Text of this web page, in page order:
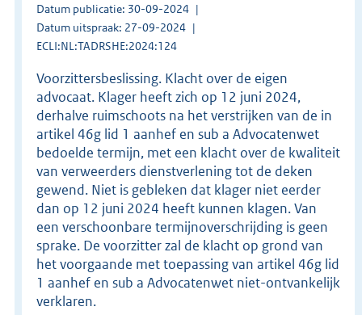
Datum publicatie: 30-09-2024
Datum uitspraak: 27-09-2024
ECLI:NL:TADRSHE:2024:124
Voorzittersbeslissing. Klacht over de eigen
advocaat. Klager heeft zich op 12 juni 2024,
derhalve ruimschoots na het verstrijken van de in
artikel 46g lid 1 aanhef en sub a Advocatenwet
bedoelde termijn, met een klacht over de kwaliteit
van verweerders dienstverlening tot de deken
gewend. Niet is gebleken dat klager niet eerder
dan op 12 juni 2024 heeft kunnen klagen. Van
een verschoonbare termijnoverschrijding is geen
sprake. De voorzitter zal de klacht op grond van
het voorgaande met toepassing van artikel 46g lid
1 aanhef en sub a Advocatenwet niet-ontvankelijk
verklaren.